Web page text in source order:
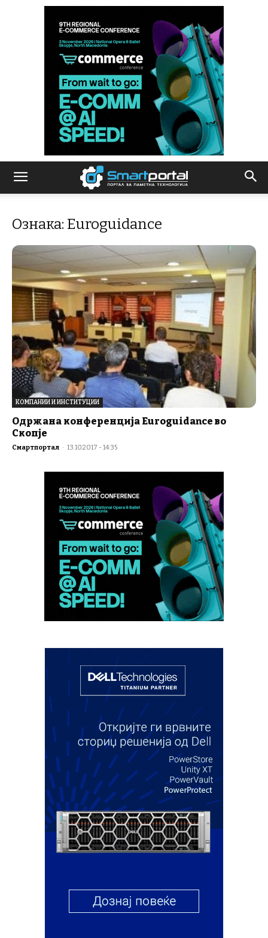
Ознака: Euroguidance
КОМПАНИИ И ИНСТИТУЦИИ
Одржана конференција Euroguidance во
Скопје
Смартпортал - 13.10.2017 - 14:35